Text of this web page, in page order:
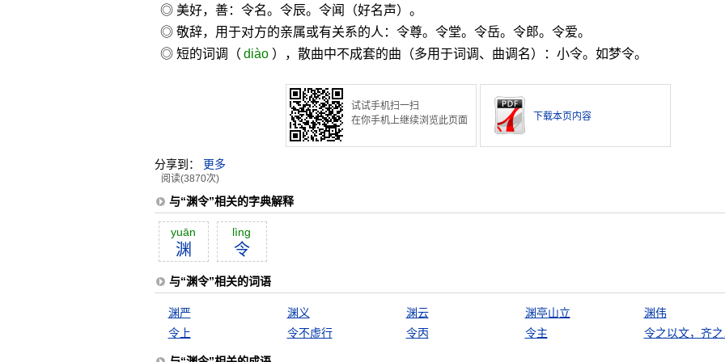
◎ 美好，善：令名。令辰。令闻（好名声）。
◎ 敬辞，用于对方的亲属或有关系的人：令尊。令堂。令岳。令郎。令爱。
◎ 短的词调（ diào ），散曲中不成套的曲（多用于词调、曲调名）：小令。如梦令。
试试手机扫一扫
在你手机上继续浏览此页面
下载本页内容
分享到： 更多
阅读(3870次)
与“渊令”相关的字典解释
yuān
渊
lìng
令
与“渊令”相关的词语
渊严 渊义 渊云 渊亭山立
渊伟
令上
令不虚行 令丙 令主 令之以文，齐